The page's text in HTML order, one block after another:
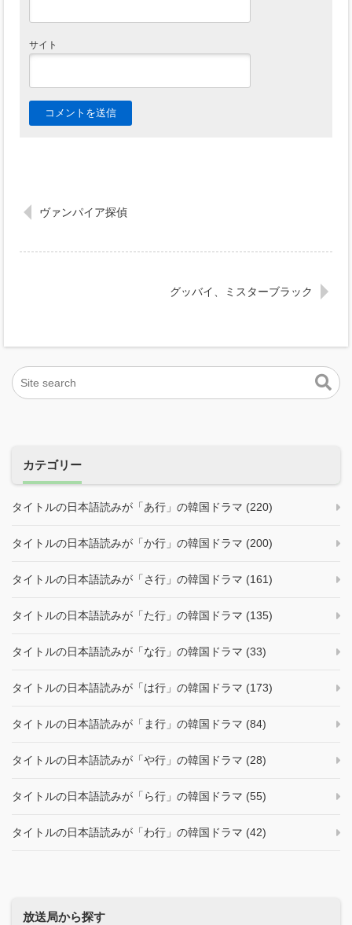
サイト
ヴァンパイア探偵
グッバイ、ミスターブラック
カテゴリー
タイトルの日本語読みが「あ行」の韓国ドラマ (220)
タイトルの日本語読みが「か行」の韓国ドラマ (200)
タイトルの日本語読みが「さ行」の韓国ドラマ (161)
タイトルの日本語読みが「た行」の韓国ドラマ (135)
タイトルの日本語読みが「な行」の韓国ドラマ (33)
タイトルの日本語読みが「は行」の韓国ドラマ (173)
タイトルの日本語読みが「ま行」の韓国ドラマ (84)
タイトルの日本語読みが「や行」の韓国ドラマ (28)
タイトルの日本語読みが「ら行」の韓国ドラマ (55)
タイトルの日本語読みが「わ行」の韓国ドラマ (42)
放送局から探す